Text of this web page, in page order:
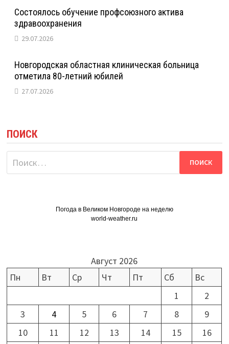
Состоялось обучение профсоюзного актива
здравоохранения
29.07.2026
Новгородская областная клиническая больница
отметила 80-летний юбилей
27.07.2026
ПОИСК
Найти:
Погода в Великом Новгороде на неделю
world-weather.ru
Август 2026
Пн
Вт Ср Чт Пт Сб
Вс
1
2
3
4 5 6 7 8
9
10
11 12 13 14 15
16